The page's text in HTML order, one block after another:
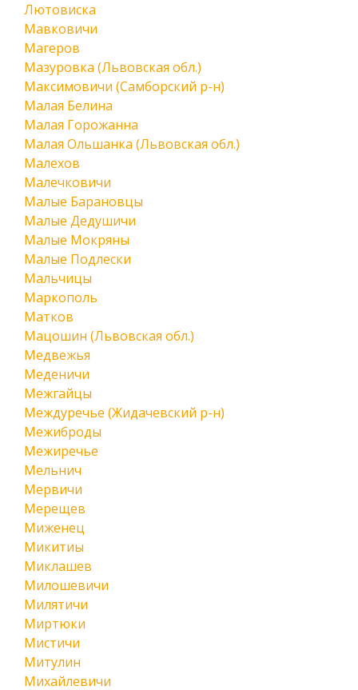
Лютовиска
Мавковичи
Магеров
Мазуровка (Львовская обл.)
Максимовичи (Самборский р-н)
Малая Белина
Малая Горожанна
Малая Ольшанка (Львовская обл.)
Малехов
Малечковичи
Малые Барановцы
Малые Дедушичи
Малые Мокряны
Малые Подлески
Мальчицы
Маркополь
Матков
Мацошин (Львовская обл.)
Медвежья
Меденичи
Межгайцы
Междуречье (Жидачевский р-н)
Межиброды
Межиречье
Мельнич
Мервичи
Мерещев
Миженец
Микитиы
Миклашев
Милошевичи
Милятичи
Миртюки
Мистичи
Митулин
Михайлевичи